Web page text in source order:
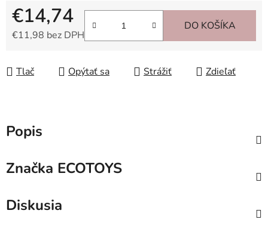
€14,74
€11,98 bez DPH
DO KOŠÍKA
Tlač Opýtať sa Strážiť Zdieľať
Popis
Značka ECOTOYS
Diskusia